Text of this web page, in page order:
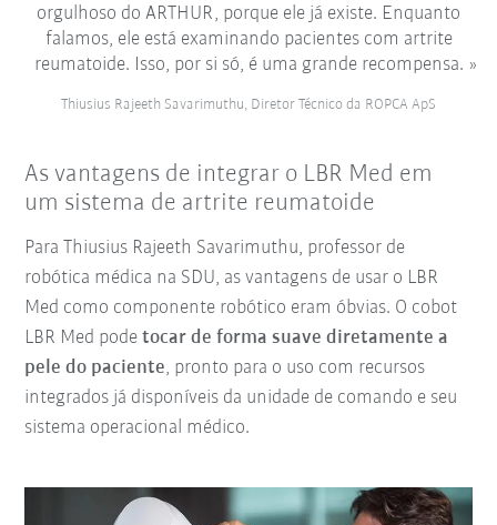
orgulhoso do ARTHUR, porque ele já existe. Enquanto
falamos, ele está examinando pacientes com artrite
reumatoide. Isso, por si só, é uma grande recompensa.
Thiusius Rajeeth Savarimuthu, Diretor Técnico da ROPCA ApS
As vantagens de integrar o LBR Med em
um sistema de artrite reumatoide
Para Thiusius Rajeeth Savarimuthu, professor de
robótica médica na SDU, as vantagens de usar o LBR
Med como componente robótico eram óbvias. O cobot
LBR Med podetocar de forma suave diretamente a
pele do paciente, pronto para o uso com recursos
integrados já disponíveis da unidade de comando e seu
sistema operacional médico.